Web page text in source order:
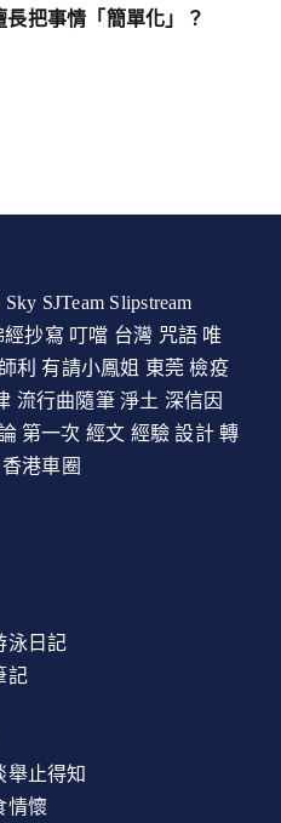
把事情「簡單化」？
Sky SJTeam Slipstream
經抄寫 叮噹 台灣 咒語 唯
利 有請小鳳姐 東莞 檢疫
流行曲隨筆 淨土 深信因
第一次 經文 經驗 設計 轉
香港車圈
泳日記
記
舉止得知
情懷